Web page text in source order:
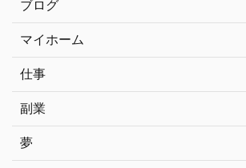
ブログ
マイホーム
仕事
副業
夢